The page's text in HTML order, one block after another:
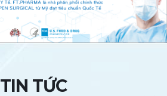
TIN TỨC